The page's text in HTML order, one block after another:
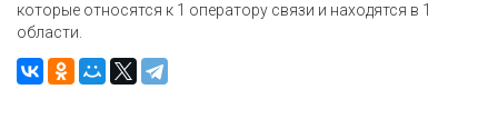
которые относятся к 1 оператору связи и находятся в 1
области.